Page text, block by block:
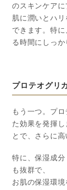
のスキンケアに
肌に潤いとハ
できます。特
る時間にしっ
プロテオグリ
もう一つ。プ
た効果を発揮
とで、さらに高
特に、保湿成
も抜群で、
お肌の保湿環